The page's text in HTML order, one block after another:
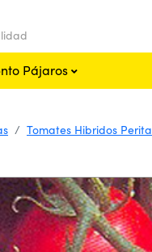
Pájaros
Tomates Hibridos Perita